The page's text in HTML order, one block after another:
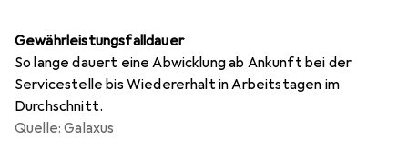
Gewährleistungsfalldauer
So lange dauert eine Abwicklung ab Ankunft bei der
Servicestelle bis Wiedererhalt in Arbeitstagen im
Durchschnitt.
Quelle: Galaxus